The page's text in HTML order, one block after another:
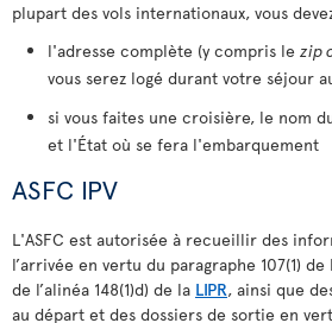
plupart des vols internationaux, vous
l'adresse complète (y compris le zip
vous serez logé durant votre séjour
si vous faites une croisière, le nom
et l'État où se fera l'embarquement
ASFC IPV
L'ASFC est autorisée à recueillir des
l’arrivée en vertu du paragraphe 107(1) de
de l’alinéa 148(1)d) de la LIPR, ainsi que
au départ et des dossiers de sortie en